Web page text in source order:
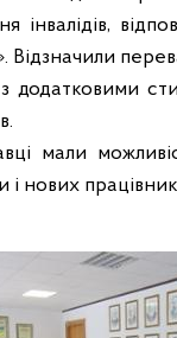
інвалідів,
Відзначили
додатковими
мали
і нових